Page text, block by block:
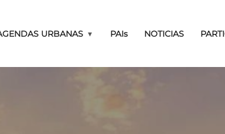
URBANAS PAIs NOTICIAS
DEL